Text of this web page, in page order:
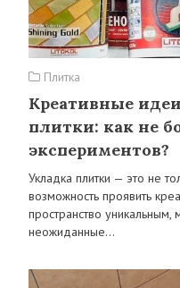
Плитка
Креативные
плитки: как не
экспериментов?
Укладка плитки — это не
возможность проявить
пространство уникальным,
неожиданные…